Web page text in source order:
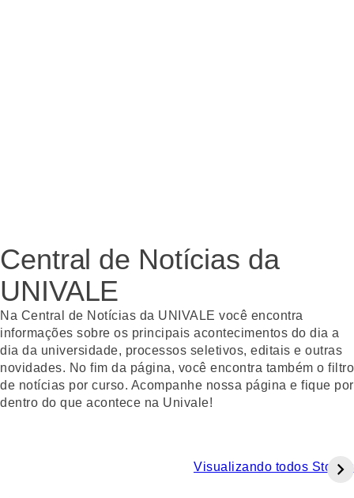
Central de Notícias da
UNIVALE
Na Central de Notícias da UNIVALE você encontra
informações sobre os principais acontecimentos do dia a
dia da universidade, processos seletivos, editais e outras
novidades. No fim da página, você encontra também o filtro
de notícias por curso. Acompanhe nossa página e fique por
dentro do que acontece na Univale!
Visualizando todos Stories